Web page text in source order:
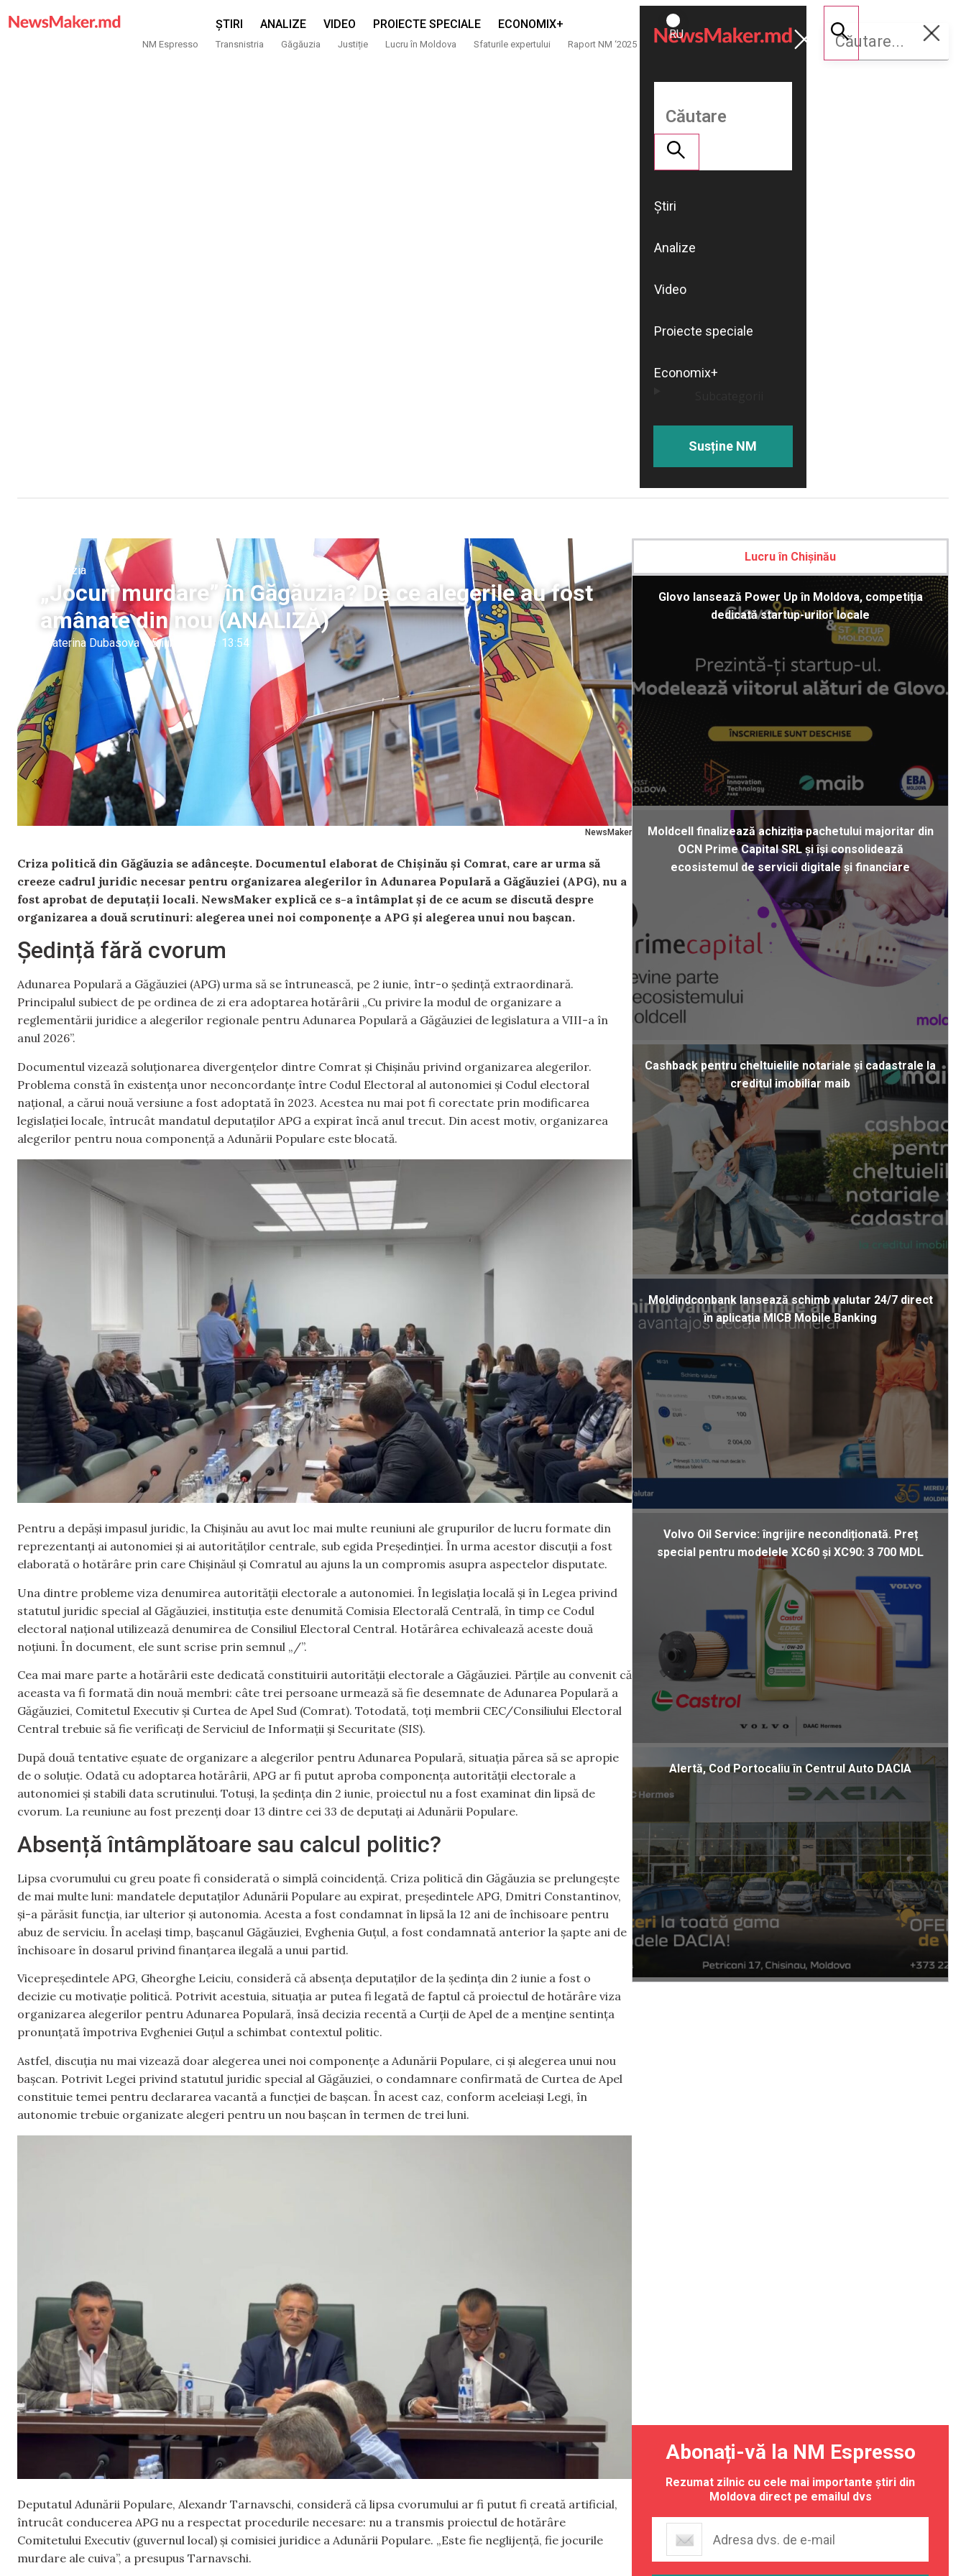
ȘTIRI ANALIZE VIDEO PROIECTE SPECIALE ECONOMIX+
NM Espresso Transnistria Găgăuzia Justiție Lucru în Moldova Sfaturile expertului Raport NM ‘2025
ROMÂNĂ
RU
Susține
NM
Știri
Analize
Video
Proiecte speciale
Economix+
Susține NM
NewsMaker
Gagauzia
„Jocuri murdare” în Găgăuzia? De ce alegerile au fost
amânate din nou (ANALIZĂ)
Ecaterina Dubasova 5 iunie, 2026 13:54
Criza politică din Găgăuzia se adâncește. Documentul elaborat de Chișinău și Comrat, care ar urma să
creeze cadrul juridic necesar pentru organizarea alegerilor în Adunarea Populară a Găgăuziei (APG), nu a
fost aprobat de deputații locali. NewsMaker explică ce s-a întâmplat și de ce acum se discută despre
organizarea a două scrutinuri: alegerea unei noi componențe a APG și alegerea unui nou bașcan.
Ședință fără cvorum
Adunarea Populară a Găgăuziei (APG) urma să se întrunească, pe 2 iunie, într-o ședință extraordinară.
Principalul subiect de pe ordinea de zi era adoptarea hotărârii „Cu privire la modul de organizare a
reglementării juridice a alegerilor regionale pentru Adunarea Populară a Găgăuziei de legislatura a VIII-a în
anul 2026”.
Documentul vizează soluționarea divergențelor dintre Comrat și Chișinău privind organizarea alegerilor.
Problema constă în existența unor neconcordanțe între Codul Electoral al autonomiei și Codul electoral
național, a cărui nouă versiune a fost adoptată în 2023. Acestea nu mai pot fi corectate prin modificarea
legislației locale, întrucât mandatul deputaților APG a expirat încă anul trecut. Din acest motiv, organizarea
alegerilor pentru noua componență a Adunării Populare este blocată.
Pentru a depăși impasul juridic, la Chișinău au avut loc mai multe reuniuni ale grupurilor de lucru formate din
reprezentanți ai autonomiei și ai autorităților centrale, sub egida Președinției. În urma acestor discuții a fost
elaborată o hotărâre prin care Chișinăul și Comratul au ajuns la un compromis asupra aspectelor disputate.
Una dintre probleme viza denumirea autorității electorale a autonomiei. În legislația locală și în Legea privind
statutul juridic special al Găgăuziei, instituția este denumită Comisia Electorală Centrală, în timp ce Codul
electoral național utilizează denumirea de Consiliul Electoral Central. Hotărârea echivalează aceste două
noțiuni. În document, ele sunt scrise prin semnul „/”.
Cea mai mare parte a hotărârii este dedicată constituirii autorității electorale a Găgăuziei. Părțile au convenit că
aceasta va fi formată din nouă membri: câte trei persoane urmează să fie desemnate de Adunarea Populară a
Găgăuziei, Comitetul Executiv și Curtea de Apel Sud (Comrat). Totodată, toți membrii CEC/Consiliului Electoral
Central trebuie să fie verificați de Serviciul de Informații și Securitate (SIS).
După două tentative eșuate de organizare a alegerilor pentru Adunarea Populară, situația părea să se apropie
de o soluție. Odată cu adoptarea hotărârii, APG ar fi putut aproba componența autorității electorale a
autonomiei și stabili data scrutinului. Totuși, la ședința din 2 iunie, proiectul nu a fost examinat din lipsă de
cvorum. La reuniune au fost prezenți doar 13 dintre cei 33 de deputați ai Adunării Populare.
Absență întâmplătoare sau calcul politic?
Lipsa cvorumului cu greu poate fi considerată o simplă coincidență. Criza politică din Găgăuzia se prelungește
de mai multe luni: mandatele deputaților Adunării Populare au expirat, președintele APG, Dmitri Constantinov,
și-a părăsit funcția, iar ulterior și autonomia. Acesta a fost condamnat în lipsă la 12 ani de închisoare pentru
abuz de serviciu. În același timp, bașcanul Găgăuziei, Evghenia Guțul, a fost condamnată anterior la șapte ani de
închisoare în dosarul privind finanțarea ilegală a unui partid.
Vicepreședintele APG, Gheorghe Leiciu, consideră că absența deputaților de la ședința din 2 iunie a fost o
decizie cu motivație politică. Potrivit acestuia, situația ar putea fi legată de faptul că proiectul de hotărâre viza
organizarea alegerilor pentru Adunarea Populară, însă decizia recentă a Curții de Apel de a menține sentința
pronunțată împotriva Evgheniei Guțul a schimbat contextul politic.
Astfel, discuția nu mai vizează doar alegerea unei noi componențe a Adunării Populare, ci și alegerea unui nou
bașcan. Potrivit Legei privind statutul juridic special al Găgăuziei, o condamnare confirmată de Curtea de Apel
constituie temei pentru declararea vacantă a funcției de bașcan. În acest caz, conform aceleiași Legi, în
autonomie trebuie organizate alegeri pentru un nou bașcan în termen de trei luni.
Deputatul Adunării Populare, Alexandr Tarnavschi, consideră că lipsa cvorumului ar fi putut fi creată artificial,
întrucât conducerea APG nu a respectat procedurile necesare: nu a transmis proiectul de hotărâre
Comitetului Executiv (guvernul local) și comisiei juridice a Adunării Populare. „Este fie neglijență, fie jocurile
murdare ale cuiva”, a presupus Tarnavschi.
Lucru în Chișinău
Glovo lansează Power Up în Moldova, competiția
dedicată startup-urilor locale
Moldcell finalizează achiziția pachetului majoritar din
OCN Prime Capital SRL și își consolidează
ecosistemul de servicii digitale și financiare
Cashback pentru cheltuielile notariale și cadastrale la
creditul imobiliar maib
Moldindconbank lansează schimb valutar 24/7 direct
în aplicația MICB Mobile Banking
Volvo Oil Service: îngrijire necondiționată. Preț
special pentru modelele XC60 și XC90: 3 700 MDL
Alertă, Cod Portocaliu în Centrul Auto DACIA
Abonați-vă la NM Espresso
Rezumat zilnic cu cele mai importante știri din
Moldova direct pe emailul dvs